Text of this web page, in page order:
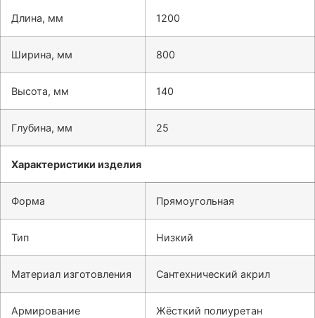
Длина, мм 1200
Ширина, мм 800
Высота, мм 140
Глубина, мм 25
Характеристики изделия
Форма Прямоугольная
Тип Низкий
Материал изготовления Сантехнический акрил
Армирование Жёсткий полиуретан